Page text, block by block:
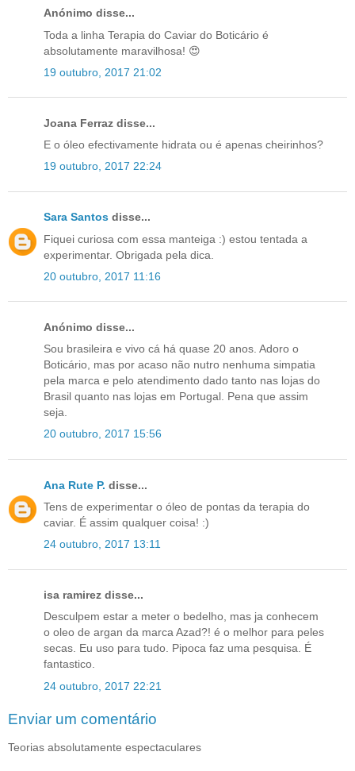
Anónimo disse...
Toda a linha Terapia do Caviar do Boticário é
absolutamente maravilhosa! 😍
19 outubro, 2017 21:02
Joana Ferraz disse...
E o óleo efectivamente hidrata ou é apenas cheirinhos?
19 outubro, 2017 22:24
Sara Santos disse...
Fiquei curiosa com essa manteiga :) estou tentada a
experimentar. Obrigada pela dica.
20 outubro, 2017 11:16
Anónimo disse...
Sou brasileira e vivo cá há quase 20 anos. Adoro o
Boticário, mas por acaso não nutro nenhuma simpatia
pela marca e pelo atendimento dado tanto nas lojas do
Brasil quanto nas lojas em Portugal. Pena que assim
seja.
20 outubro, 2017 15:56
Ana Rute P. disse...
Tens de experimentar o óleo de pontas da terapia do
caviar. É assim qualquer coisa! :)
24 outubro, 2017 13:11
isa ramirez disse...
Desculpem estar a meter o bedelho, mas ja conhecem
o oleo de argan da marca Azad?! é o melhor para peles
secas. Eu uso para tudo. Pipoca faz uma pesquisa. É
fantastico.
24 outubro, 2017 22:21
Enviar um comentário
Teorias absolutamente espectaculares